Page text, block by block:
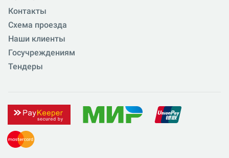
Контакты
Схема проезда
Наши клиенты
Госучреждениям
Тендеры